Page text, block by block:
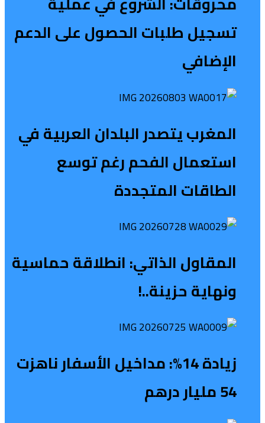
تسجيل طلبات الحصول على الدعم
الإضافي
المغرب يتصدر البلدان العربية في
استعمال الفحم رغم توسع
الطاقات المتجددة
المقاول الذاتي: انطلاقة حماسية
ونهاية حزينة..!
زيادة 14%: مداخيل الأسفار ناهزت
54 مليار درهم